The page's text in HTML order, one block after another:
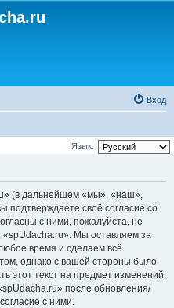
Вход
Язык:
(в дальнейшем «мы», «наш»,
подтверждаете своё согласие со
с ними, пожалуйста, не
«spUdacha.ru». Мы оставляем за
время и сделаем всё
однако с вашей стороны было
этот текст на предмет изменений,
после обновления/
с ними.